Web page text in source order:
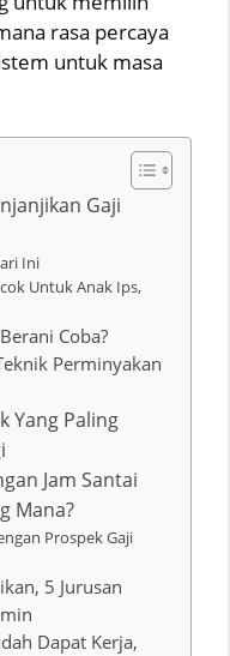
rasa percaya
untuk masa
Gaji
Ini
Untuk Anak Ips,
Coba?
Perminyakan
Yang Paling
Jam Santai
Mana?
Prospek Gaji
5 Jurusan
Dapat Kerja,